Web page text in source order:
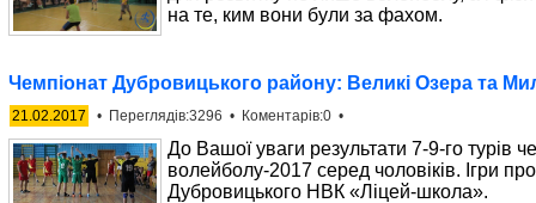
на те, ким вони були за фахом.
Чемпіонат Дубровицького району: Великі Озера та
21.02.2017 • Переглядів:3296 • Коментарів:0 •
До Вашої уваги результати 7-9-го турів
волейболу-2017 серед чоловіків. Ігри
Дубровицького НВК «Ліцей-школа».